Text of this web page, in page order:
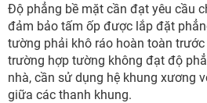
Độ phẳng bề mặt cần đạt yêu cầu
đảm bảo tấm ốp được lắp đặt
tường phải khô ráo hoàn toàn
trường hợp tường không đạt độ
nhà, cần sử dụng hệ khung xương
giữa các thanh khung.